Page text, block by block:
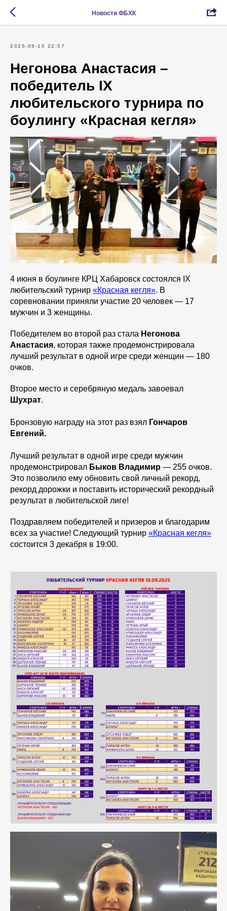
Новости ФБХК
2025-09-10 22:57
Негонова Анастасия –
победитель IX
любительского турнира по
боулингу «Красная кегля»
4 июня в боулинге КРЦ Хабаровск состоялся IX
любительский турнир «Красная кегля». В
соревновании приняли участие 20 человек — 17
мужчин и 3 женщины.
Победителем во второй раз стала Негонова
Анастасия, которая также продемонстрировала
лучший результат в одной игре среди женщин — 180
очков.
Второе место и серебряную медаль завоевал
Шухрат.
Бронзовую награду на этот раз взял Гончаров
Евгений.
Лучший результат в одной игре среди мужчин
продемонстрировал Быков Владимир — 255 очков.
Это позволило ему обновить свой личный рекорд,
рекорд дорожки и поставить исторический рекордный
результат в любительской лиге!
Поздравляем победителей и призеров и благодарим
всех за участие! Следующий турнир «Красная кегля»
состоится 3 декабря в 19:00.